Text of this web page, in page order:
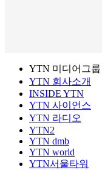
YTN 미디어그룹
YTN 회사소개
INSIDE YTN
YTN 사이언스
YTN 라디오
YTN2
YTN dmb
YTN world
YTN서울타워